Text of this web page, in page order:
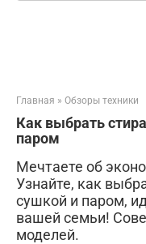
Главная » Обзоры техники
Как выбрать
паром
Мечтаете об
Узнайте, как
сушкой и паром,
вашей семьи!
моделей.